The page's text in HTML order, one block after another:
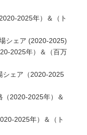
2025年）＆（ト
シェア (2020-2025)
2025年）＆（百万
シェア（2020-2025
2020-2025年）＆
2025年）＆（ト